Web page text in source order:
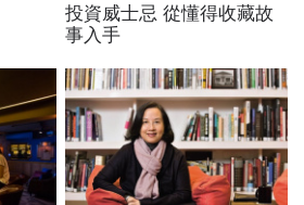
投資威士忌 從懂得收藏故
事入手